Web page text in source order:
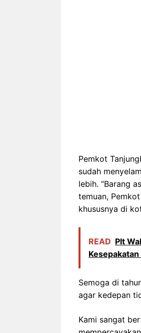
Pemkot
sudah
lebih. “Barang
temuan,
khususnya di
READ Plt
Semoga di
agar kedepan
Kami sangat